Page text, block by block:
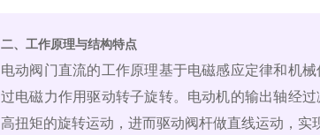
二、工作原理与结构特点
电动阀门直流的工作原理基于电磁感应定律和机
过电磁力作用驱动转子旋转。电动机的输出轴经
高扭矩的旋转运动，进而驱动阀杆做直线运动，实